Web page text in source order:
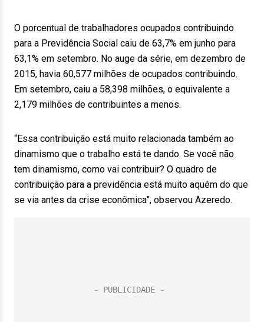
O porcentual de trabalhadores ocupados contribuindo
para a Previdência Social caiu de 63,7% em junho para
63,1% em setembro. No auge da série, em dezembro de
2015, havia 60,577 milhões de ocupados contribuindo.
Em setembro, caiu a 58,398 milhões, o equivalente a
2,179 milhões de contribuintes a menos.
“Essa contribuição está muito relacionada também ao
dinamismo que o trabalho está te dando. Se você não
tem dinamismo, como vai contribuir? O quadro de
contribuição para a previdência está muito aquém do que
se via antes da crise econômica”, observou Azeredo.